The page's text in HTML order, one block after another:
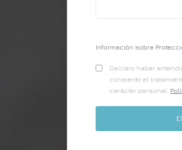
Información sobre
Declaro haber
consiento el
carácter personal.